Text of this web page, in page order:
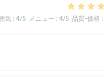
気: 4/5 メニュー : 4/5 品質-価格 :